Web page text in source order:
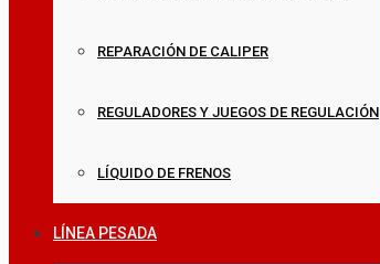
REPARACIÓN DE CALIPER
REGULADORES Y JUEGOS DE REGULACIÓN
LÍQUIDO DE FRENOS
LÍNEA PESADA